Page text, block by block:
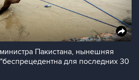
Пакистана, нынешняя
для последних 30